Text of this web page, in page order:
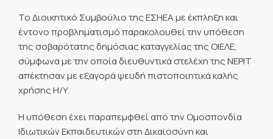
Το Διοικητικό Συμβούλιο της ΕΣΗΕΑ με έκπληξη και
έντονο προβληματισμό παρακολουθεί την υπόθεση
της σοβαρότατης δημόσιας καταγγελίας της ΟΙΕΛΕ,
σύμφωνα με την οποία διευθυντικά στελέχη της ΝΕΡΙΤ
απέκτησαν με εξαγορά ψευδή πιστοποιητικά καλής
χρήσης Η/Υ.
Η υπόθεση έχει παραπεμφθεί από την Ομοσπονδία
Ιδιωτικών Εκπαιδευτικών στη Δικαιοσύνη και